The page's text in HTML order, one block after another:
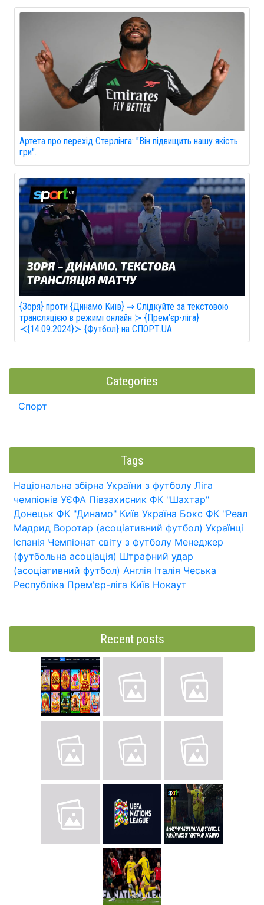
Артета про перехід Стерлінга: "Він підвищить нашу якість
гри".
{Зоря} проти {Динамо Київ} ⇒ Слідкуйте за текстовою
трансляцією в режимі онлайн ≻ {Прем'єр-ліга}
≺{14.09.2024}≻ {Футбол} на СПОРТ.UA
Categories
Спорт
Tags
Національна збірна України з футболу Ліга
чемпіонів УЄФА Півзахисник ФК "Шахтар"
Донецьк ФК "Динамо" Київ Україна Бокс ФК "Реал
Мадрид Воротар (асоціативний футбол) Українці
Іспанія Чемпіонат світу з футболу Менеджер
(футбольна асоціація) Штрафний удар
(асоціативний футбол) Англія Італія Чеська
Республіка Прем'єр-ліга Київ Нокаут
Recent posts